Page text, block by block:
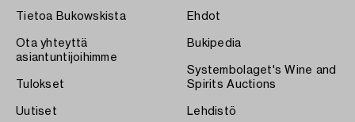
Tietoa Bukowskista
Ota yhteyttä
asiantuntijoihimme
Tulokset
Uutiset
Ehdot
Bukipedia
Systembolaget's Wine and
Spirits Auctions
Lehdistö